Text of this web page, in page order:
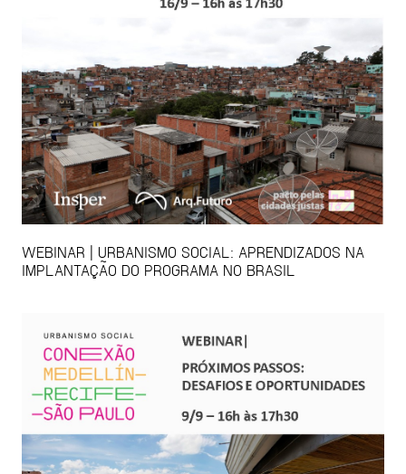
WEBINAR | URBANISMO SOCIAL: APRENDIZADOS NA
IMPLANTAÇÃO DO PROGRAMA NO BRASIL